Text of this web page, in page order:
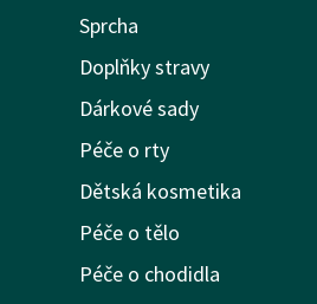
Sprcha
Doplňky stravy
Dárkové sady
Péče o rty
Dětská kosmetika
Péče o tělo
Péče o chodidla